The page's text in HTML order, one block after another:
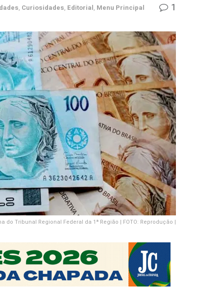
, Curiosidades, Editorial, Menu Principal 1
do Tribunal Regional Federal da 1ª Região | FOTO: Reprodução |